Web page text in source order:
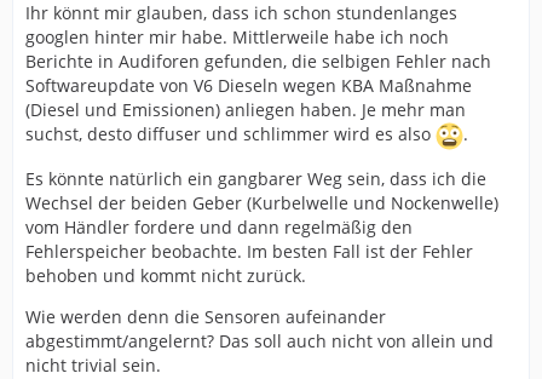
Ihr könnt mir glauben, dass ich schon stundenlanges
googlen hinter mir habe. Mittlerweile habe ich noch
Berichte in Audiforen gefunden, die selbigen Fehler nach
Softwareupdate von V6 Dieseln wegen KBA Maßnahme
(Diesel und Emissionen) anliegen haben. Je mehr man
suchst, desto diffuser und schlimmer wird es also
.
Es könnte natürlich ein gangbarer Weg sein, dass ich die
Wechsel der beiden Geber (Kurbelwelle und Nockenwelle)
vom Händler fordere und dann regelmäßig den
Fehlerspeicher beobachte. Im besten Fall ist der Fehler
behoben und kommt nicht zurück.
Wie werden denn die Sensoren aufeinander
abgestimmt/angelernt? Das soll auch nicht von allein und
nicht trivial sein.